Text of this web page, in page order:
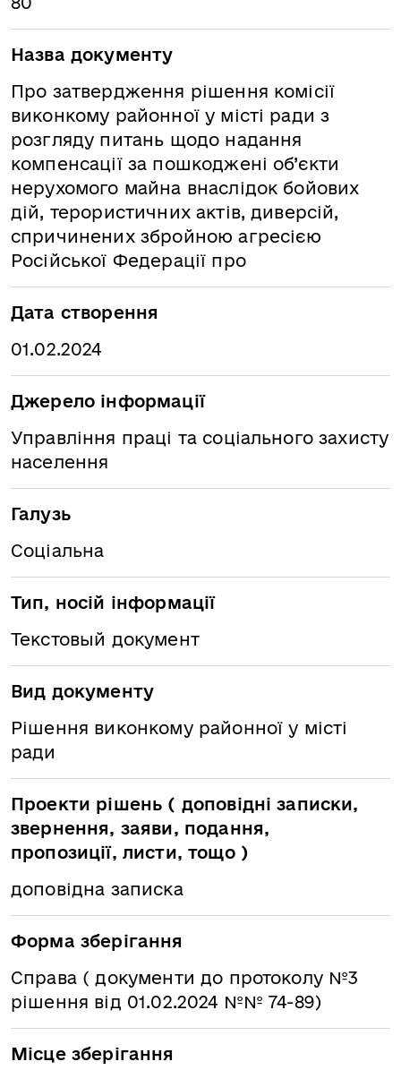
Назва документу
Про затвердження рішення комісії
виконкому районної у місті ради з
розгляду питань щодо надання
компенсації за пошкоджені об’єкти
нерухомого майна внаслідок бойових
дій, терористичних актів, диверсій,
спричинених збройною агресією
Російської Федерації про
Дата створення
01.02.2024
Джерело інформації
Управління праці та соціального захисту
населення
Галузь
Соціальна
Тип, носій інформації
Текстовый документ
Вид документу
Рішення виконкому районної у місті
ради
Проекти рішень ( доповідні записки,
звернення, заяви, подання,
пропозиції, листи, тощо )
доповідна записка
Форма зберігання
Справа ( документи до протоколу №3
рішення від 01.02.2024 №№ 74-89)
Місце зберігання